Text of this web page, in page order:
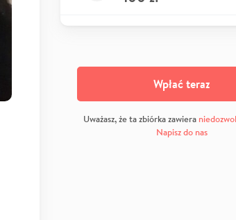
Wpłać teraz
Uważasz, że ta zbiórka zawiera
Napisz do nas